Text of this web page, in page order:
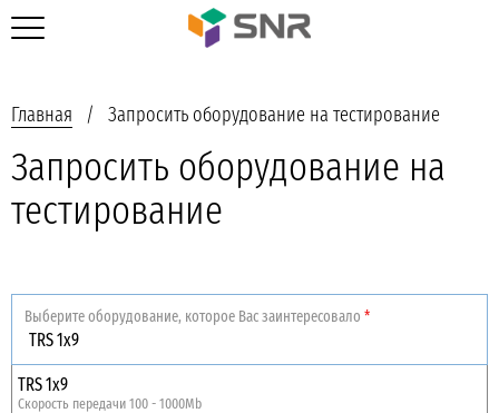
Главная Запросить оборудование на тестирование
Запросить оборудование на
тестирование
Выберите оборудование, которое Вас заинтересовало *
TRS 1x9
Скорость передачи 100 - 1000Mb